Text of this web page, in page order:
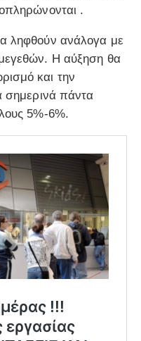
.
ληφθούν ανάλογα με
Η αύξηση θα
και την
σημερινά πάντα
5%-6%.